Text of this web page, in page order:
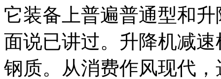
它装备上普遍普通型和
面说已讲过。升降机减
钢质。从消费作风现代